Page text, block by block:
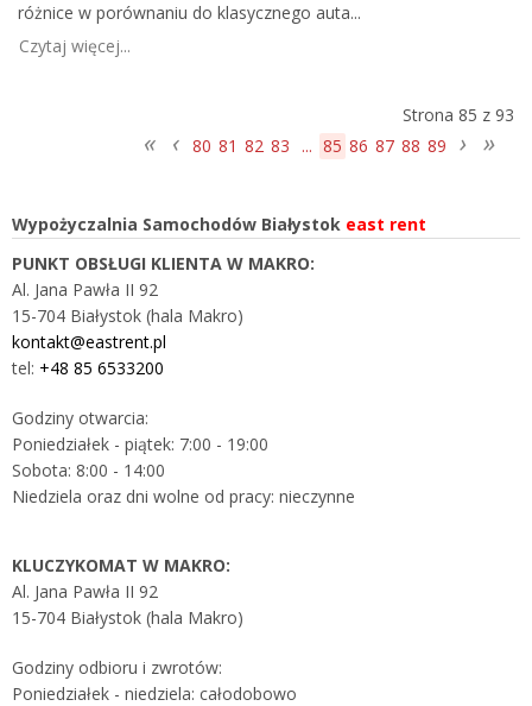
różnice w porównaniu do klasycznego auta...
Czytaj więcej...
Strona 85 z 93
80 81 82 83 ... 85 86 87 88 89
Wypożyczalnia Samochodów Białystok east rent
PUNKT OBSŁUGI KLIENTA W MAKRO:
Al. Jana Pawła II 92
15-704 Białystok (hala Makro)
kontakt@eastrent.pl
tel: +48 85 6533200
Godziny otwarcia:
Poniedziałek - piątek: 7:00 - 19:00
Sobota: 8:00 - 14:00
Niedziela oraz dni wolne od pracy: nieczynne
KLUCZYKOMAT W MAKRO:
Al. Jana Pawła II 92
15-704 Białystok (hala Makro)
Godziny odbioru i zwrotów:
Poniedziałek - niedziela: całodobowo